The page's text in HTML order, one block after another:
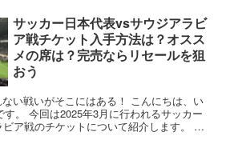
サッカー日本代表vsサウジアラビ
ア戦チケット入手方法は？オスス
メの席は？完売ならリセールを狙
おう
そこにはある！ こんにちは、い
るサッカー
ア戦のチケットについて紹介します。 サ